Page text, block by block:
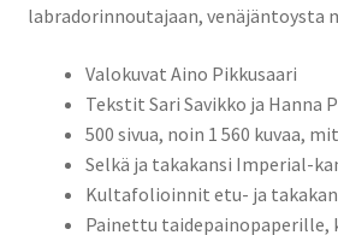
labradorinnoutajaan, venäjäntoysta
Valokuvat Aino Pikkusaari
Tekstit Sari Savikko ja Hanna
500 sivua, noin 1 560 kuvaa,
Selkä ja takakansi Imperial-
Kultafolioinnit etu- ja
Painettu taidepainopaperille,